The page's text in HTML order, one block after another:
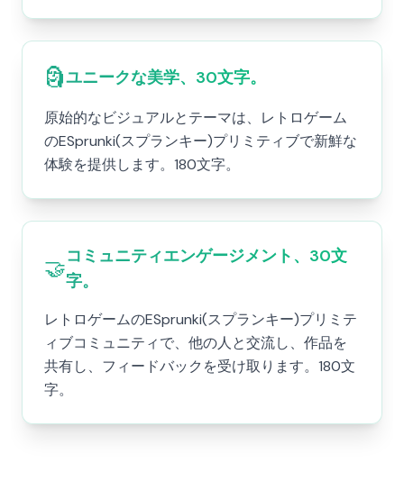
🗿ユニークな美学、30文字。
原始的なビジュアルとテーマは、レトロゲーム
のESprunki(スプランキー)プリミティブで新鮮な
体験を提供します。180文字。
🤝コミュニティエンゲージメント、30文
字。
レトロゲームのESprunki(スプランキー)プリミテ
ィブコミュニティで、他の人と交流し、作品を
共有し、フィードバックを受け取ります。180文
字。